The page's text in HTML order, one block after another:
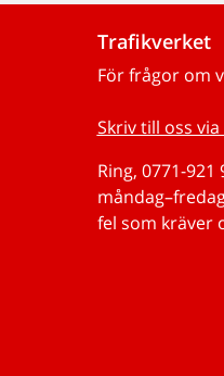
Trafikverket
För frågor om
Skriv till oss
Ring, 0771-921
fel som kräver